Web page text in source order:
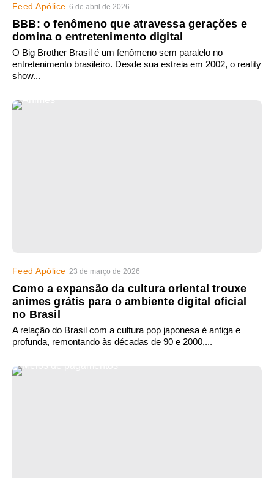
Feed Apólice 6 de abril de 2026
BBB: o fenômeno que atravessa gerações e
domina o entretenimento digital
O Big Brother Brasil é um fenômeno sem paralelo no
entretenimento brasileiro. Desde sua estreia em 2002, o reality
show...
Feed Apólice 23 de março de 2026
Como a expansão da cultura oriental trouxe
animes grátis para o ambiente digital oficial
no Brasil
A relação do Brasil com a cultura pop japonesa é antiga e
profunda, remontando às décadas de 90 e 2000,...